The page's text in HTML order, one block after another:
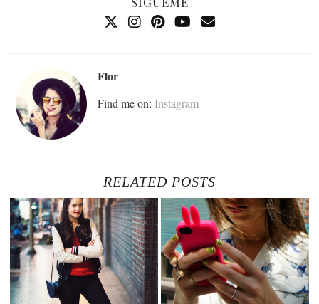
Flor
Find me on: Instagram
RELATED POSTS